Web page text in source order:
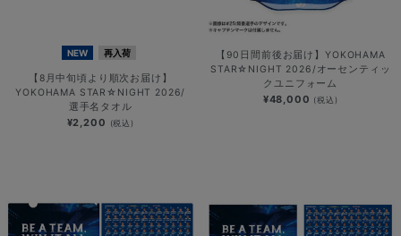
NEW 再入荷
【8月中旬頃より順次お届け】
YOKOHAMA STAR☆NIGHT 2026/
選手名タオル
¥2,200 (税込)
【90日間前後お届け】YOKOHAMA
STAR☆NIGHT 2026/オーセンティッ
クユニフォーム
¥48,000 (税込)